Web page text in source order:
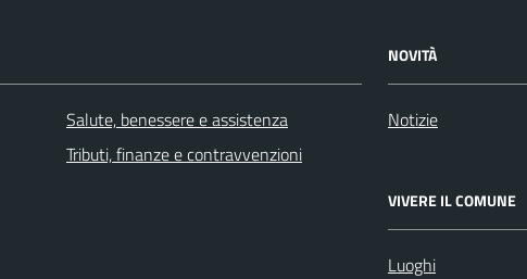
Salute, benessere e assistenza
Tributi, finanze e contravvenzioni
NOVITÀ
Notizie
VIVERE IL COMUNE
Luoghi